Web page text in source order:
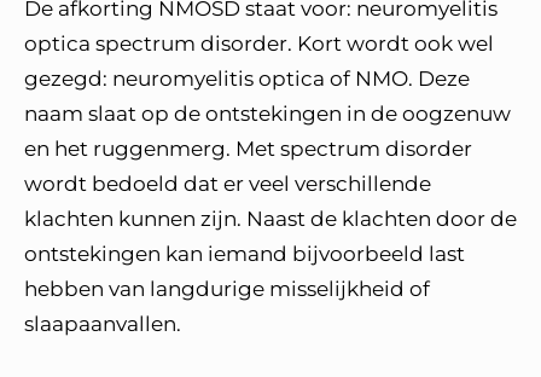
De afkorting NMOSD staat voor: neuromyelitis
optica spectrum disorder. Kort wordt ook wel
gezegd: neuromyelitis optica of NMO. Deze
naam slaat op de ontstekingen in de oogzenuw
en het ruggenmerg. Met spectrum disorder
wordt bedoeld dat er veel verschillende
klachten kunnen zijn. Naast de klachten door de
ontstekingen kan iemand bijvoorbeeld last
hebben van langdurige misselijkheid of
slaapaanvallen.